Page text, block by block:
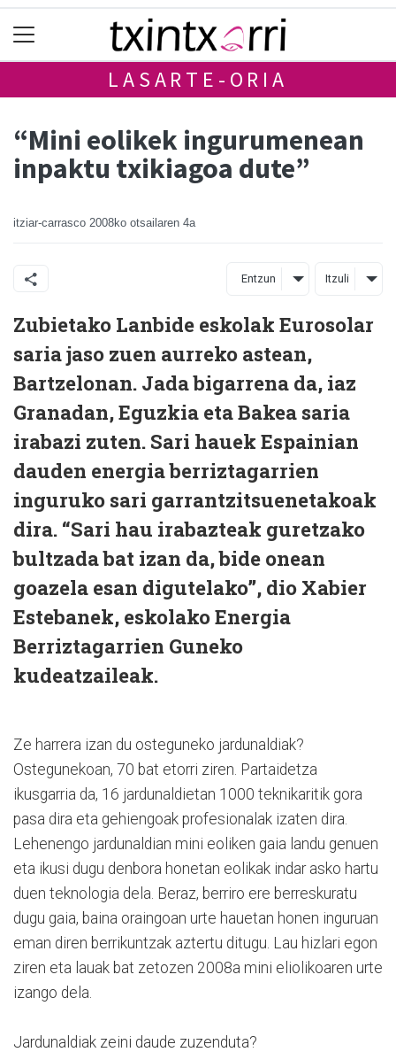
LASARTE-ORIA
“Mini eolikek ingurumenean
inpaktu txikiagoa dute”
itziar-carrasco 2008ko otsailaren 4a
Entzun Itzuli
Zubietako Lanbide eskolak Eurosolar
saria jaso zuen aurreko astean,
Bartzelonan. Jada bigarrena da, iaz
Granadan, Eguzkia eta Bakea saria
irabazi zuten. Sari hauek Espainian
dauden energia berriztagarrien
inguruko sari garrantzitsuenetakoak
dira. “Sari hau irabazteak guretzako
bultzada bat izan da, bide onean
goazela esan digutelako”, dio Xabier
Estebanek, eskolako Energia
Berriztagarrien Guneko
kudeatzaileak.
Ze harrera izan du osteguneko jardunaldiak?
Ostegunekoan, 70 bat etorri ziren. Partaidetza
ikusgarria da, 16 jardunaldietan 1000 teknikaritik gora
pasa dira eta gehiengoak profesionalak izaten dira.
Lehenengo jardunaldian mini eoliken gaia landu genuen
eta ikusi dugu denbora honetan eolikak indar asko hartu
duen teknologia dela. Beraz, berriro ere berreskuratu
dugu gaia, baina oraingoan urte hauetan honen inguruan
eman diren berrikuntzak aztertu ditugu. Lau hizlari egon
ziren eta lauak bat zetozen 2008a mini eliolikoaren urte
izango dela.
Jardunaldiak zeini daude zuzenduta?